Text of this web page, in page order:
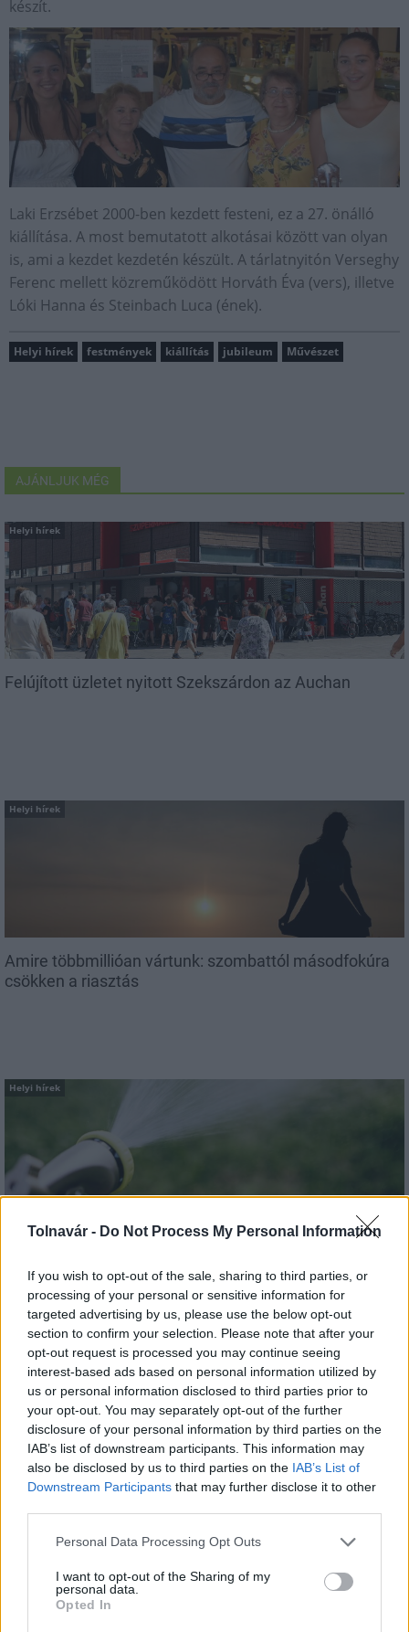
Tolnavár - Do Not Process My Personal Information
If you wish to opt-out of the sale, sharing to third parties, or
processing of your personal or sensitive information for
targeted advertising by us, please use the below opt-out
section to confirm your selection. Please note that after your
opt-out request is processed you may continue seeing
interest-based ads based on personal information utilized by
us or personal information disclosed to third parties prior to
your opt-out. You may separately opt-out of the further
disclosure of your personal information by third parties on the
IAB’s list of downstream participants. This information may
also be disclosed by us to third parties on the IAB’s List of
Downstream Participants that may further disclose it to other
Please note that this website/app uses one or more Google
not limited to your visit or usage behaviour. You may click to
grant or deny consent to Google and its third-party tags to
use your data for below specified purposes in below Google
Personal Data Processing Opt Outs
I want to opt-out of the Sharing of my
personal data.
Opted In
készít.
Laki Erzsébet 2000-ben kezdett festeni, ez a 27. önálló
kiállítása. A most bemutatott alkotásai között van olyan
is, ami a kezdet kezdetén készült. A tárlatnyitón Verseghy
Ferenc mellett közreműködött Horváth Éva (vers), illetve
Lóki Hanna és Steinbach Luca (ének).
Helyi hírek festmények kiállítás jubileum Művészet
AJÁNLJUK MÉG
Helyi hírek
Felújított üzletet nyitott Szekszárdon az Auchan
Helyi hírek
Amire többmillióan vártunk: szombattól másodfokúra
csökken a riasztás
Helyi hírek
A hőségben is védik a növényzetet Pakson
MAGYAR ÉPÍTŐK
Útépítés